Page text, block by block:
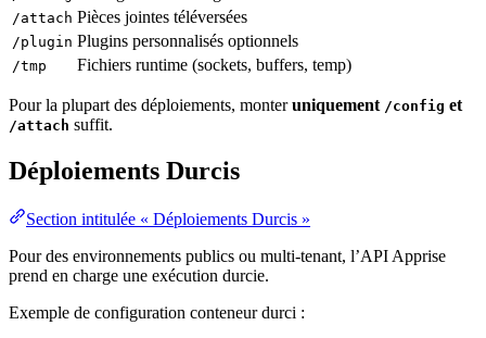
/attach Pièces jointes téléversées
/plugin Plugins personnalisés optionnels
/tmp Fichiers runtime (sockets, buffers, temp)
Pour la plupart des déploiements, monteruniquement /config et
/attach suffit.
Déploiements Durcis
Section intitulée « Déploiements Durcis »
Pour des environnements publics ou multi-tenant, l’API Apprise
prend en charge une exécution durcie.
Exemple de configuration conteneur durci :